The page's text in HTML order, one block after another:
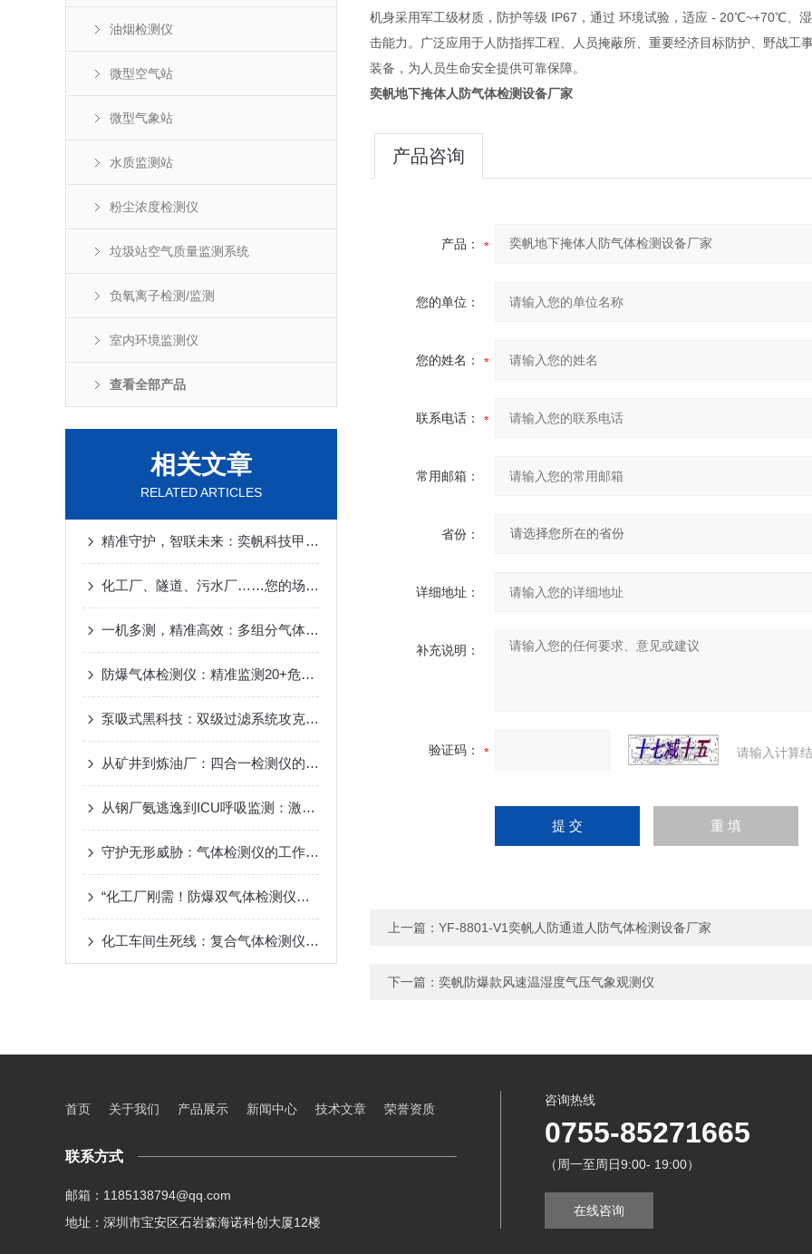
油烟检测仪
微型空气站
微型气象站
水质监测站
粉尘浓度检测仪
垃圾站空气质量监测系统
负氧离子检测/监测
室内环境监测仪
查看全部产品
相关文章
RELATED ARTICLES
精准守护，智联未来：奕帆科技甲烷监测仪以匠心赋能国家减排战略
化工厂、隧道、污水厂……您的场所需要这样一台防爆气体检测仪​
一机多测，精准高效：多组分气体分析仪！
防爆气体检测仪：精准监测20+危险气体
泵吸式黑科技：双级过滤系统攻克90%RH高湿工况
从矿井到炼油厂：四合一检测仪的多形态安装实战指南
从钢厂氨逃逸到ICU呼吸监测：激光分析仪的24道气体监控防线
守护无形威胁：气体检测仪的工作原理与应用探析
“化工厂刚需！防爆双气体检测仪，10秒锁定泄漏源“​
化工车间生死线：复合气体检测仪如何改写“安全作业手册”？
机身采用军工级材质，防护等级 IP67，通过 环境试验，适应 - 20℃~+70℃、
击能力。广泛应用于人防指挥工程、人员掩蔽所、重要经济目标防护、野战工
装备，为人员生命安全提供可靠保障。
奕帆地下掩体人防气体检测设备厂家
产品咨询
产品：
您的单位：
您的姓名：
联系电话：
常用邮箱：
省份：
详细地址：
补充说明：
验证码： 请输入计算
上一篇： YF-8801-V1奕帆人防通道人防气体检测设备厂家
下一篇： 奕帆防爆款风速温湿度气压气象观测仪
首页 关于我们 产品展示 新闻中心 技术文章 荣誉资质
联系方式
邮箱：1185138794@qq.com
地址：深圳市宝安区石岩森海诺科创大厦12楼
咨询热线
0755-85271665
（周一至周日9:00- 19:00）
在线咨询